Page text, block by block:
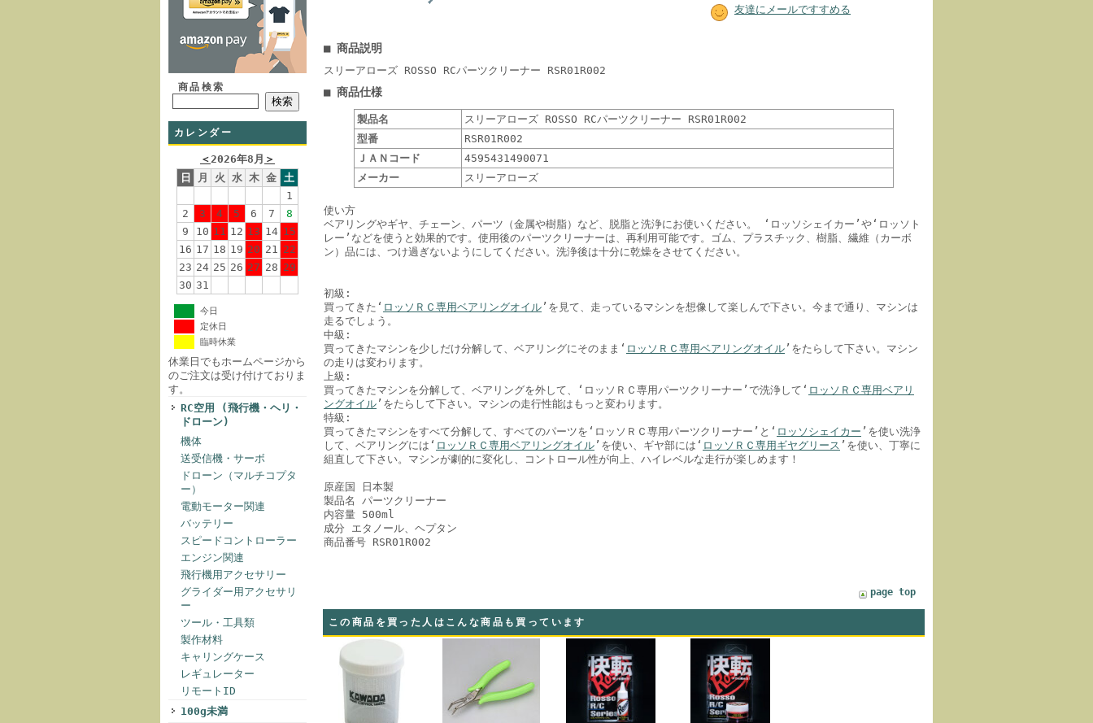
商品検索
カレンダー
＜2026年8月 ＞
日
月 火 水 木 金 土
1
2
3 4 5 6 7
8
9
10 11 12 13 14 15
16 17 18 19 20 21 22
23 24 25 26 27 28 29
30 31
今日
定休日
臨時休業
休業日でもホームページから
のご注文は受け付けておりま
す。
RC空用 (飛行機・ヘリ・
ドローン)
機体
送受信機・サーボ
ドローン（マルチコプタ
ー）
電動モーター関連
バッテリー
スピードコントローラー
エンジン関連
飛行機用アクセサリー
グライダー用アクセサリ
ー
ツール・工具類
製作材料
キャリングケース
レギュレーター
リモートID
100g未満
友達にメールですすめる
■ 商品説明
スリーアローズ ROSSO RCパーツクリーナー RSR01R002
■ 商品仕様
製品名
スリーアローズ ROSSO RCパーツクリーナー RSR01R002
型番
RSR01R002
ＪＡＮコード
4595431490071
メーカー
スリーアローズ
使い方
ベアリングやギヤ、チェーン、パーツ（金属や樹脂）など、脱脂と洗浄にお使いください。 ‘ロッソシェイカー’や‘ロッソト
レー’などを使うと効果的です。使用後のパーツクリーナーは、再利用可能です。ゴム、プラスチック、樹脂、繊維（カーボ
ン）品には、つけ過ぎないようにしてください。洗浄後は十分に乾燥をさせてください。
初級:
買ってきた‘ ロッソＲＣ専用ベアリングオイル ’を見て、走っているマシンを想像して楽しんで下さい。今まで通り、マシンは
走るでしょう。
中級:
買ってきたマシンを少しだけ分解して、ベアリングにそのまま‘ ロッソＲＣ専用ベアリングオイル ’をたらして下さい。マシン
の走りは変わります。
上級:
買ってきたマシンを分解して、ベアリングを外して、‘ロッソＲＣ専用パーツクリーナー’で洗浄して‘ ロッソＲＣ専用ベアリ
ングオイル ’をたらして下さい。マシンの走行性能はもっと変わります。
特級:
買ってきたマシンをすべて分解して、すべてのパーツを‘ロッソＲＣ専用パーツクリーナー’と‘ ロッソシェイカー ’を使い洗浄
して、ベアリングには‘ ロッソＲＣ専用ベアリングオイル ’を使い、ギヤ部には‘ ロッソＲＣ専用ギヤグリース ’を使い、丁寧に
組直して下さい。マシンが劇的に変化し、コントロール性が向上、ハイレベルな走行が楽しめます！
原産国 日本製
製品名 パーツクリーナー
内容量 500ml
成分 エタノール、ヘプタン
商品番号 RSR01R002
page top
この商品を買った人はこんな商品も買っています